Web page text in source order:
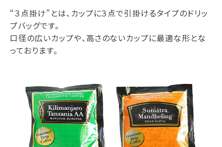
“３点掛け”とは、カップに３点で引掛けるタイプのドリッ
プバッグです。
口径の広いカップや、高さのないカップに最適な形とな
っております。